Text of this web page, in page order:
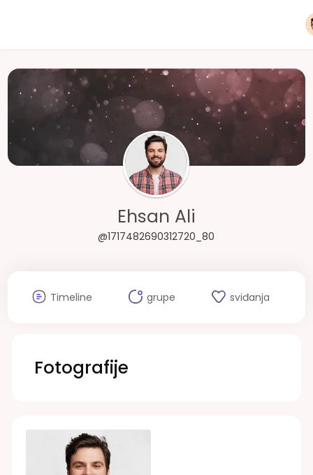
Ehsan Ali
@1717482690312720_80
Timeline grupe sviđanja
Fotografije